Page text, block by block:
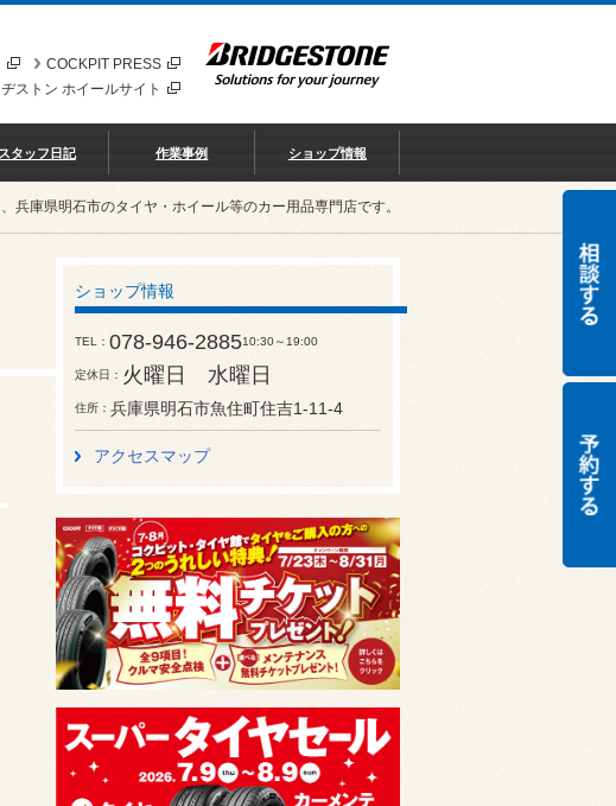
COCKPIT PRESS
ストン ホイールサイト
スタッフ日記 作業事例 ショップ情報
兵庫県明石市のタイヤ・ホイール等のカー用品専門店です。
ショップ情報
TEL 078-946-288510:30～19:00
定休日 火曜日 水曜日
住所 兵庫県明石市魚住町住吉1-11-4
アクセスマップ